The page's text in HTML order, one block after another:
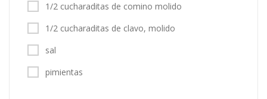
1/2 cucharaditas de comino molido
1/2 cucharaditas de clavo, molido
sal
pimientas